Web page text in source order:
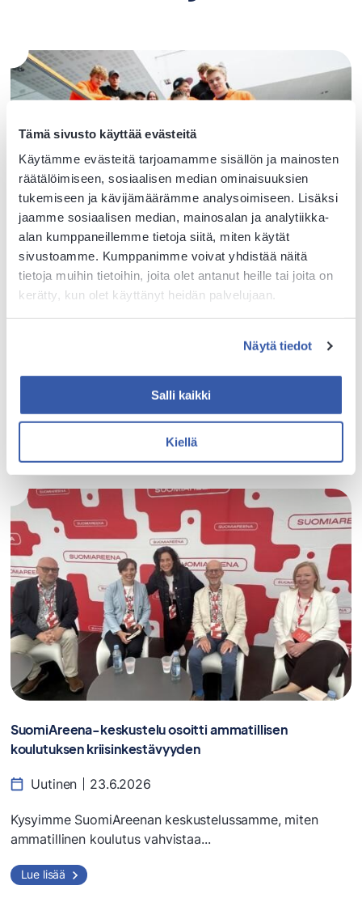
Tämä sivusto käyttää evästeitä
Käytämme evästeitä tarjoamamme sisällön ja mainosten
räätälöimiseen, sosiaalisen median ominaisuuksien
tukemiseen ja kävijämäärämme analysoimiseen. Lisäksi
jaamme sosiaalisen median, mainosalan ja analytiikka-
alan kumppaneillemme tietoja siitä, miten käytät
sivustoamme. Kumppanimme voivat yhdistää näitä
tietoja muihin tietoihin, joita olet antanut heille tai joita on
kerätty, kun olet käyttänyt heidän palvelujaan.
Näytä tiedot
Salli kaikki
Kiellä
Tervetuloa opiskelemaan – katso opintojen aloitusajat
Sataedun uudet ammatillisen perustutkinnon opiskelijat
SuomiAreena-keskustelu osoitti ammatillisen
koulutuksen kriisinkestävyyden
Uutinen 23.6.2026
Kysyimme SuomiAreenan keskustelussamme, miten
ammatillinen koulutus vahvistaa...
Lue lisää